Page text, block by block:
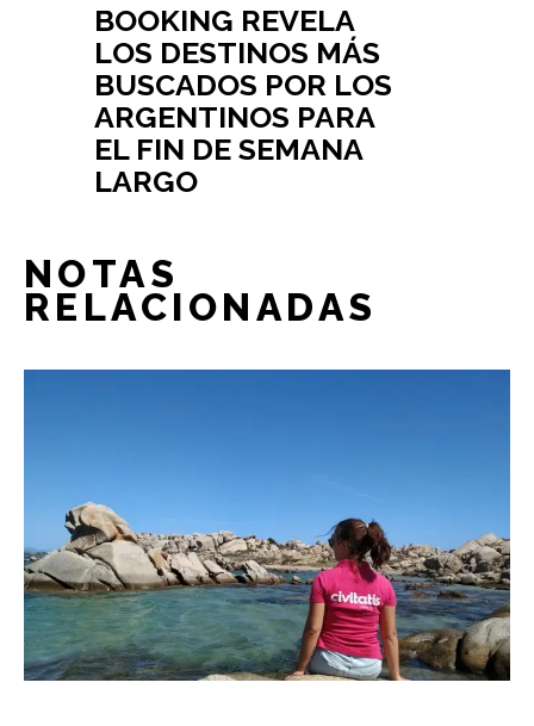
BOOKING REVELA
LOS DESTINOS MÁS
BUSCADOS POR LOS
ARGENTINOS PARA
EL FIN DE SEMANA
LARGO
NOTAS
RELACIONADAS